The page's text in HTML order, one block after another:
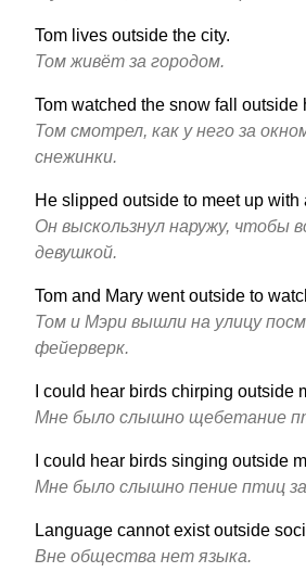
Tom lives outside the city.
Том живёт за городом.
Tom watched the snow fall outside
Том смотрел, как у него за
снежинки.
He slipped outside to meet up with
Он выскользнул наружу, чтобы
девушкой.
Tom and Mary went outside to
Том и Мэри вышли на улицу
фейерверк.
I could hear birds chirping outside
Мне было слышно щебетание
I could hear birds singing outside
Мне было слышно пение птиц
Language cannot exist outside
Вне общества нет языка.